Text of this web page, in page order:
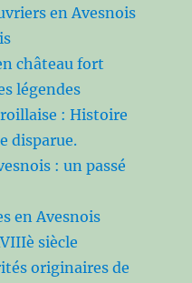
en Avesnois
château fort
légendes
: Histoire
disparue.
: un passé
en Avesnois
siècle
originaires de